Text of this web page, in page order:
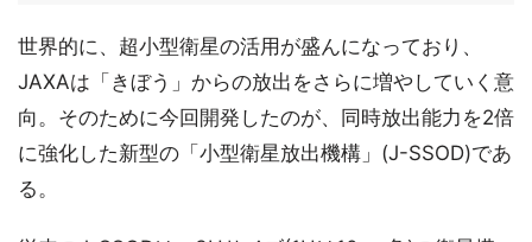
世界的に、超小型衛星の活用が盛んになっており、
JAXAは「きぼう」からの放出をさらに増やしていく意
向。そのために今回開発したのが、同時放出能力を2倍
に強化した新型の「小型衛星放出機構」(J-SSOD)であ
る。